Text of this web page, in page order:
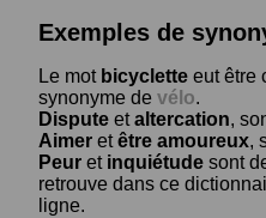
Exemples de
Le mot bicyclette eut être
synonyme de vélo.
Dispute etaltercation,
Aimer etêtre amoureux,
Peur et inquiétude sont
retrouve dans ce
ligne.